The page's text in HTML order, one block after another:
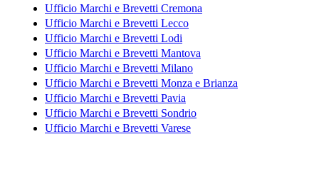
Ufficio Marchi e Brevetti Cremona
Ufficio Marchi e Brevetti Lecco
Ufficio Marchi e Brevetti Lodi
Ufficio Marchi e Brevetti Mantova
Ufficio Marchi e Brevetti Milano
Ufficio Marchi e Brevetti Monza e Brianza
Ufficio Marchi e Brevetti Pavia
Ufficio Marchi e Brevetti Sondrio
Ufficio Marchi e Brevetti Varese